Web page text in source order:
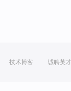
技术博客 诚聘英才